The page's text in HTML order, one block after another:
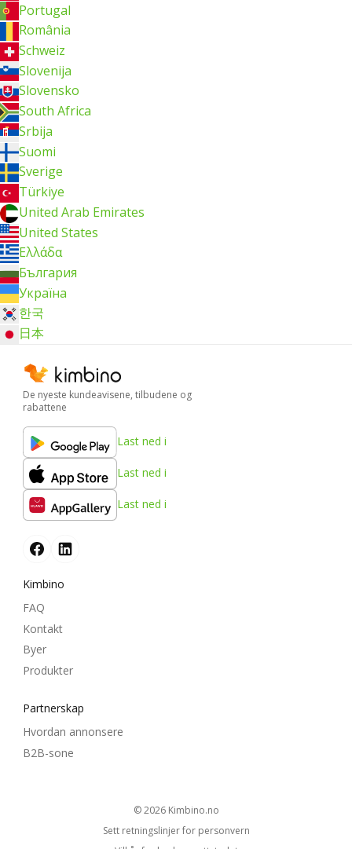
Portugal
România
Schweiz
Slovenija
Slovensko
South Africa
Srbija
Suomi
Sverige
Türkiye
United Arab Emirates
United States
Ελλάδα
България
Україна
한국
日本
De nyeste kundeavisene, tilbudene og
rabattene
Last ned i
Last ned i
Last ned i
Kimbino
FAQ
Kontakt
Byer
Produkter
Partnerskap
Hvordan annonsere
B2B-sone
© 2026 kimbino.no
Sett retningslinjer for personvern